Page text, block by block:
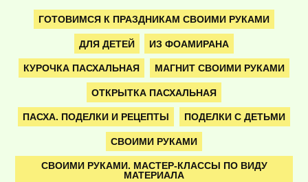
ГОТОВИМСЯ К ПРАЗДНИКАМ СВОИМИ РУКАМИ
ДЛЯ ДЕТЕЙ ИЗ ФОАМИРАНА
КУРОЧКА ПАСХАЛЬНАЯ МАГНИТ СВОИМИ РУКАМИ
ОТКРЫТКА ПАСХАЛЬНАЯ
ПАСХА. ПОДЕЛКИ И РЕЦЕПТЫ ПОДЕЛКИ С ДЕТЬМИ
СВОИМИ РУКАМИ
СВОИМИ РУКАМИ. МАСТЕР-КЛАССЫ ПО ВИДУ
МАТЕРИАЛА